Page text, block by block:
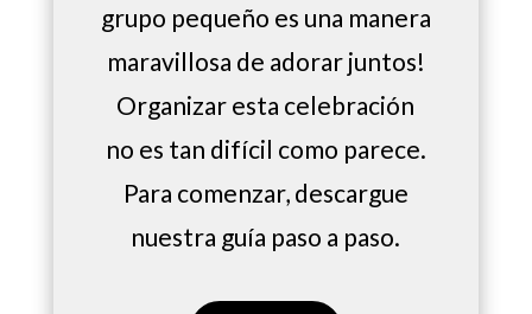
grupo pequeño es una manera
maravillosa de adorar juntos!
Organizar esta celebración
no es tan difícil como parece.
Para comenzar, descargue
nuestra guía paso a paso.